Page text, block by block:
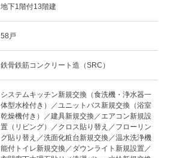
地下1階付13階建
58戸
鉄骨鉄筋コンクリート造（SRC）
システムキッチン新規交換（食洗機・浄水器一
体型水栓付き）／ユニットバス新規交換（浴室
乾燥機付き）／建具新規交換／エアコン新規設
置（リビング）／クロス貼り替え／フローリン
グ貼り替え／洗面化粧台新規交換／温水洗浄機
能付トイレ新規交換／ダウンライト新規設置／